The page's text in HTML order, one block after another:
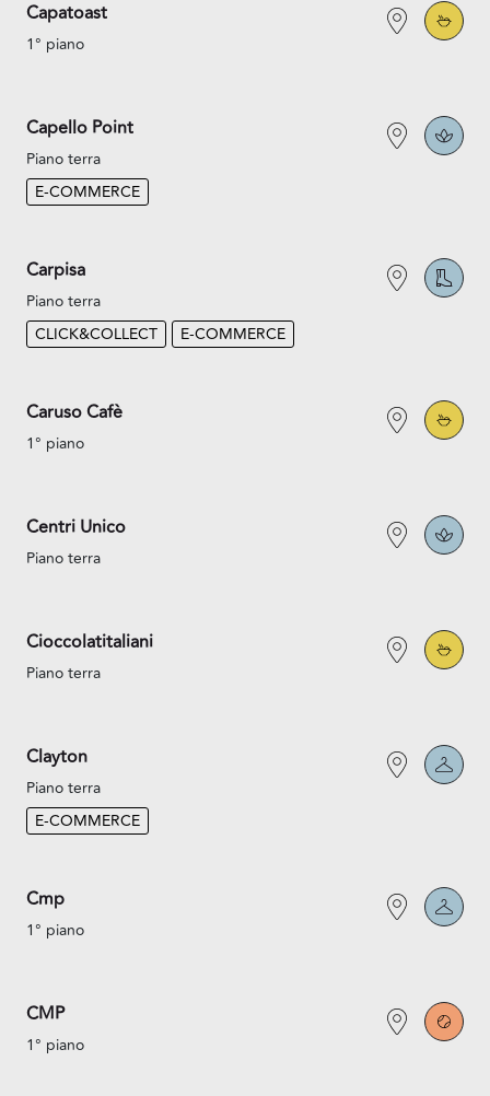
Capatoast
1° piano
Capello Point
Piano terra
E-COMMERCE
Carpisa
Piano terra
CLICK&COLLECT
E-COMMERCE
Caruso Cafè
1° piano
Centri Unico
Piano terra
Cioccolatitaliani
Piano terra
Clayton
Piano terra
E-COMMERCE
Cmp
1° piano
CMP
1° piano